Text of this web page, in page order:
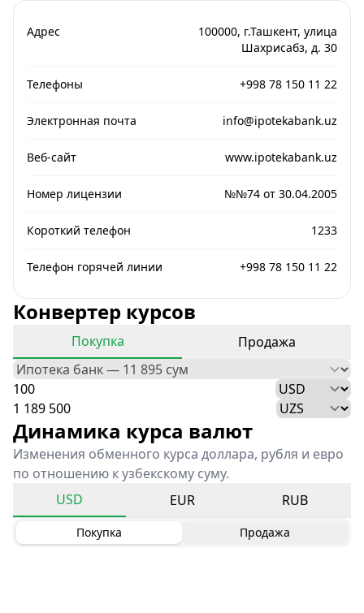
- Превосходное качество обслуживания
- Высокие стандарты профессионализма
- Развитие экономики страны
Адрес
100000, г.Ташкент, улица
Шахрисабз, д. 30
Телефоны +998 78 150 11 22
Электронная почта info@ipotekabank.uz
Веб-сайт www.ipotekabank.uz
Номер лицензии №№74 от 30.04.2005
Короткий телефон 1233
Телефон горячей линии +998 78 150 11 22
Конвертер курсов
Покупка Продажа
Динамика курса валют
Изменения обменного курса доллара, рубля и евро
по отношению к узбекскому суму.
USD
EUR RUB
Покупка Продажа